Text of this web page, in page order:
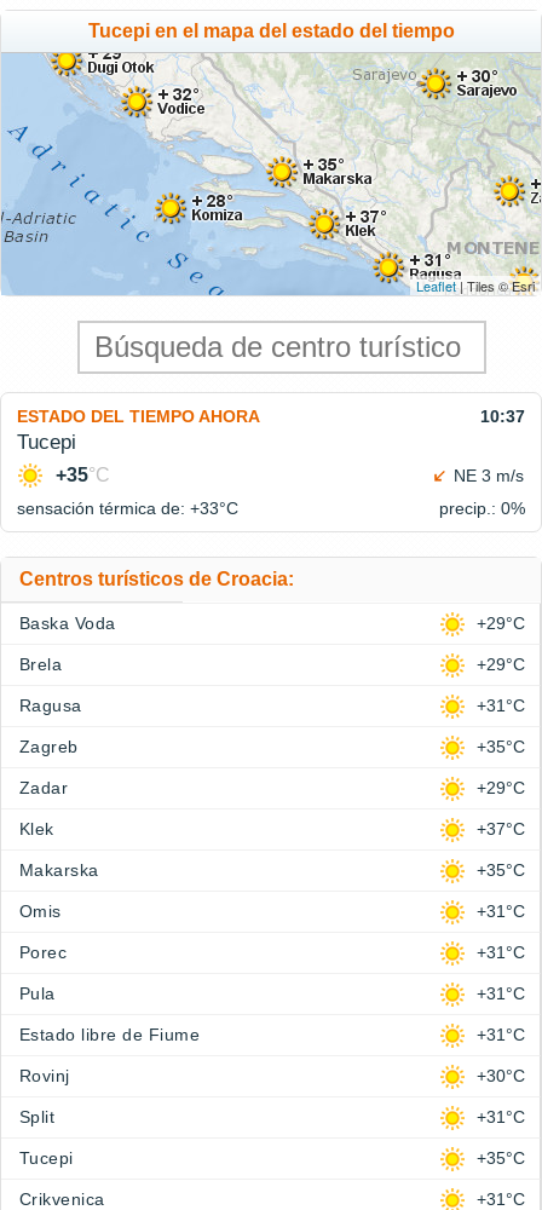
Tucepi en el mapa del estado del tiempo
Leaflet| Tiles © Esri
ESTADO DEL TIEMPO AHORA 10:37
Tucepi
+35°C
NE 3 m/s
sensación térmica de: +33°C precip.: 0%
Centros turísticos de Croacia:
Baska Voda +29°C
Brela +29°C
Ragusa +31°C
Zagreb +35°C
Zadar +29°C
Klek +37°C
Makarska +35°C
Omis +31°C
Porec +31°C
Pula +31°C
Estado libre de Fiume +31°C
Rovinj +30°C
Split +31°C
Tucepi +35°C
Crikvenica +31°C